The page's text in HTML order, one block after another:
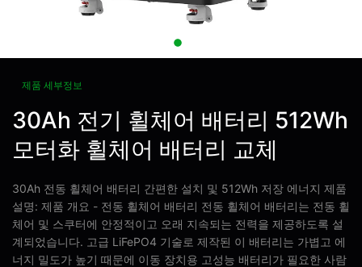
제품 세부정보
30Ah 전기 휠체어 배터리 512Wh
모터화 휠체어 배터리 교체
30Ah 전동 휠체어 배터리 간편한 설치 및 512Wh 저장 에너지 제품
설명: 제품 개요 - 전동 휠체어 배터리 전동 휠체어 배터리는 전동 휠
체어 및 스쿠터에 안정적이고 오래 지속되는 전력을 제공하도록 설
계되었습니다. 고급 LiFePO4 기술로 제작된 이 배터리는 가볍고 에
너지 밀도가 높기 때문에 이동 장치용 고성능 배터리가 필요한 사람